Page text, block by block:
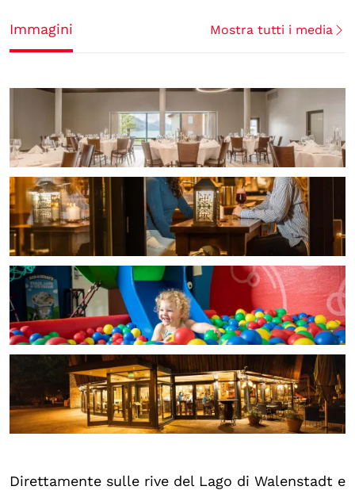
Immagini Mostra tutti i media
Direttamente sulle rive del Lago di Walenstadt e